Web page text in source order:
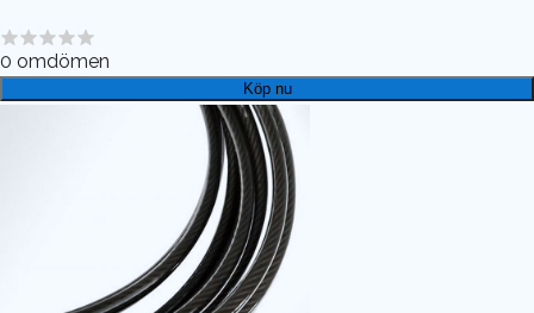
0 omdömen
Köp nu